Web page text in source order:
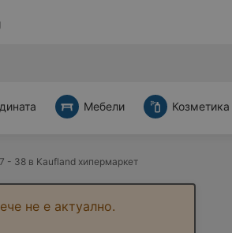
Мебели Козметика
- 38 в Kaufland хипермаркет
не е актуално.